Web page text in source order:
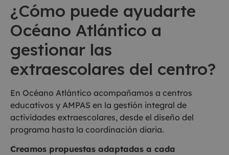
¿Cómo puede ayudarte
Océano Atlántico a
gestionar las
extraescolares del centro?
En Océano Atlántico acompañamos a centros
educativos y AMPAS en la gestión integral de
actividades extraescolares, desde el diseño del
programa hasta la coordinación diaria.
Creamos propuestas adaptadas a cada